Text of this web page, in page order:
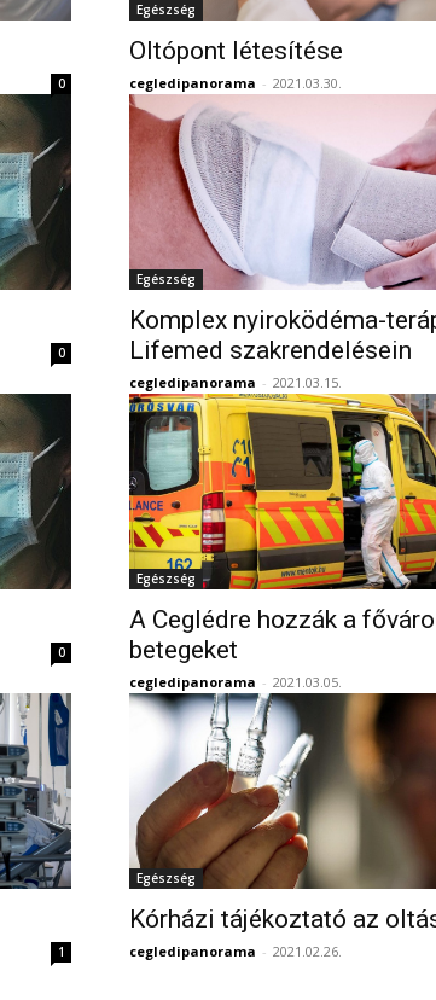
0
Egészség
Oltópont létesítése
cegledipanorama - 2021.03.30.
0
Egészség
Komplex nyiroködéma-
Lifemed szakrendelésein
cegledipanorama - 2021.03.15.
0
Egészség
A Ceglédre hozzák a
betegeket
cegledipanorama - 2021.03.05.
1
Egészség
Kórházi tájékoztató az
cegledipanorama - 2021.02.26.